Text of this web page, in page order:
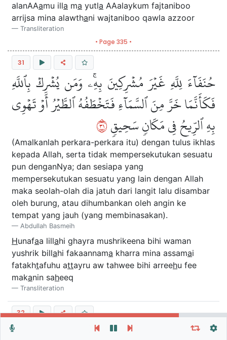
alanAAamu illa ma yutla AAalaykum fajtaniboo
arrijsa mina alawthani wajtaniboo qawla azzoor
Transliteration
• Page 335 •
31
حُنَفَآءَ لِلَّهِ غَيۡرَ مُشۡرِكِينَ بِهِۦۚ وَمَن يُشۡرِكۡ بِٱللَّهِ
فَكَأَنَّمَا خَرَّ مِنَ ٱلسَّمَآءِ فَتَخۡطَفُهُ ٱلطَّيۡرُ أَوۡ تَهۡوِي
بِهِ ٱلرِّيحُ فِي مَكَانٖ سَحِيقٖ١٣
(Amalkanlah perkara-perkara itu) dengan tulus ikhlas
kepada Allah, serta tidak mempersekutukan sesuatu
pun denganNya; dan sesiapa yang
mempersekutukan sesuatu yang lain dengan Allah
maka seolah-olah dia jatuh dari langit lalu disambar
oleh burung, atau dihumbankan oleh angin ke
tempat yang jauh (yang membinasakan).
Abdullah Basmeih
Hunafaa lillahi ghayra mushrikeena bihi waman
yushrik billahi fakaannama kharra mina assamai
fatakhtafuhu attayru aw tahwee bihi arreehu fee
makanin saheeq
Transliteration
32
ذَٰلِكَۖ وَمَن يُعَظِّمۡ شَعَٰٓئِرَ ٱللَّهِ فَإِنَّهَا مِن تَقۡوَى